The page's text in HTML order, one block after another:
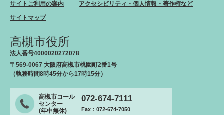
サイトご利用の案内
アクセシビリティ・個人情報・著作権など
サイトマップ
高槻市役所
法人番号4000020272078
〒569-0067 大阪府高槻市桃園町2番1号
（執務時間8時45分から17時15分）
高槻市コール
センター
(年中無休)
072-674-7111
Fax：072-674-7050